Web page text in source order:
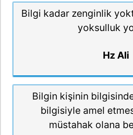
Bilgi kadar zenginlik
yoksulluk
Hz Ali
Bilgin kişinin
bilgisiyle amel
müstahak olana